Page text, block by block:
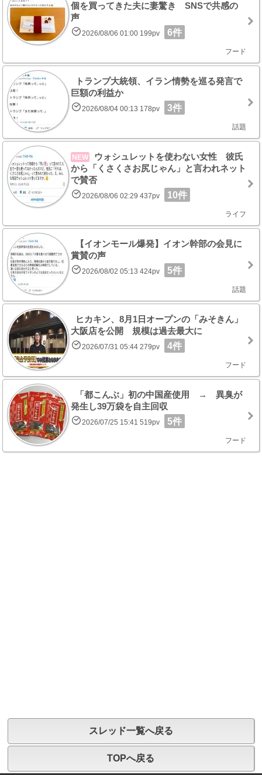
個を買ってきた夫に妻驚き SNSで共感の
声
2026/08/06 01:00 199pv 6件
フード
トランプ大統領、イラン情勢を巡る発言で
巨額の利益か
2026/08/04 00:13 178pv 3件
話題
NEW
ウォシュレットを使わない女性 彼氏
から「くさくさお尻じゃん」と言われネット
で賛否
2026/08/06 02:29 437pv 10件
ライフ
【イオンモール爆発】イオン幹部の会見に
賞賛の声
2026/08/02 05:13 424pv 5件
話題
ヒカキン、8月1日オープンの「みそきん」
大阪店を公開 規模は過去最大に
2026/07/31 05:44 279pv 4件
フード
「都こんぶ」初の中国産使用 → 異臭が
発生し39万袋を自主回収
2026/07/25 15:41 519pv 5件
フード
スレッド一覧へ戻る
TOPへ戻る